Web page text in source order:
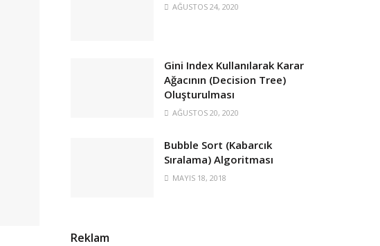
AĞUSTOS 24, 2020
Gini Index Kullanılarak Karar
Ağacının (Decision Tree)
Oluşturulması
AĞUSTOS 20, 2020
Bubble Sort (Kabarcık
Sıralama) Algoritması
MAYIS 18, 2018
Reklam